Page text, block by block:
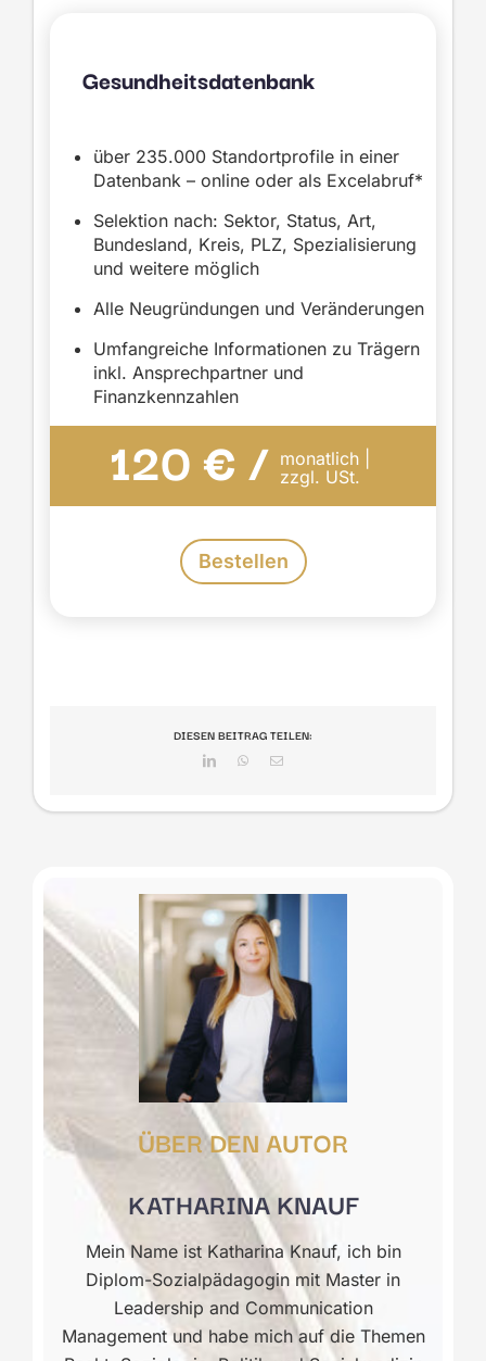
Gesundheitsdatenbank
über 235.000 Standortprofile in einer
Datenbank – online oder als Excelabruf*
Selektion nach: Sektor, Status, Art,
Bundesland, Kreis, PLZ, Spezialisierung
und weitere möglich
Alle Neugründungen und Veränderungen
Umfangreiche Informationen zu Trägern
inkl. Ansprechpartner und
Finanzkennzahlen
120 € / monatlich |
zzgl. USt.
Bestellen
DIESEN BEITRAG TEILEN:
LinkedInWhatsApp
E-
ÜBER DEN AUTOR
KATHARINA KNAUF
Mein Name ist Katharina Knauf, ich bin
Diplom-Sozialpädagogin mit Master in
Leadership and Communication
Management und habe mich auf die Themen